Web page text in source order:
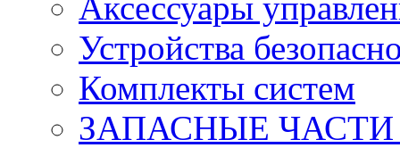
Аксессуары
Устройства
Комплекты систем
ЗАПАСНЫЕ ЧАСТИ